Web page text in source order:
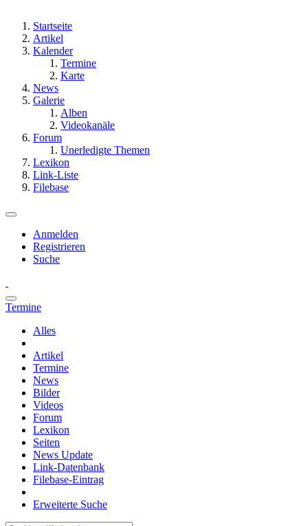
Startseite
Artikel
Kalender
Termine
Karte
News
Galerie
Alben
Videokanäle
Forum
Unerledigte Themen
Lexikon
Link-Liste
Filebase
Anmelden
Registrieren
Suche
Termine
Alles
Artikel
Termine
News
Bilder
Videos
Forum
Lexikon
Seiten
News Update
Link-Datenbank
Filebase-Eintrag
Erweiterte Suche